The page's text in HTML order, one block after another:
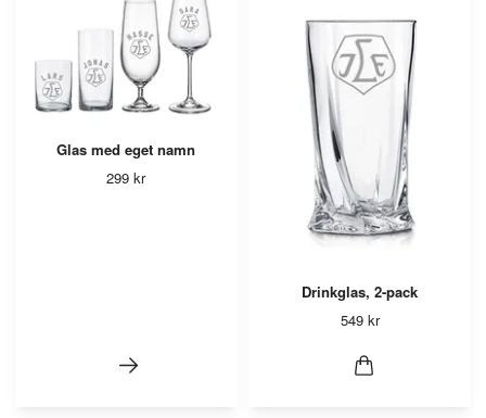
Glas med eget namn
299 kr
Drinkglas, 2-pack
549 kr